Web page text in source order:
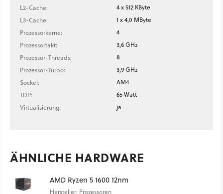
L2-Cache:
4 x 512 KByte
L3-Cache:
1 x 4,0 MByte
Prozessorkerne:
4
Prozessortakt:
3,6 GHz
Prozessor-Threads:
8
Prozessor-Turbo:
3,9 GHz
Sockel:
AM4
TDP:
65 Watt
Virtualisierung:
ja
ÄHNLICHE HARDWARE
AMD Ryzen 5 1600 12nm
Hersteller: Prozessoren